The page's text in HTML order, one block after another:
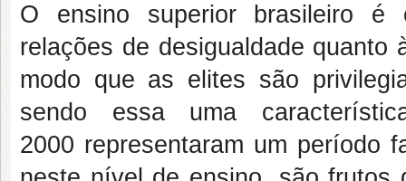
O ensino superior brasileiro é
relações de desigualdade quanto
modo que as elites são
sendo essa uma
2000 representaram um período